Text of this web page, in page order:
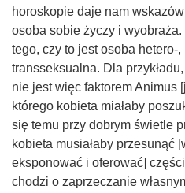
horoskopie daje nam
osoba sobie życzy i
tego, czy to jest osoba hetero-,
transseksualna. Dla
nie jest więc faktorem Animus
którego kobieta miałaby
się temu przy dobrym świetle
kobieta musiałaby przesunąć
eksponować i oferować]
chodzi o zaprzeczanie